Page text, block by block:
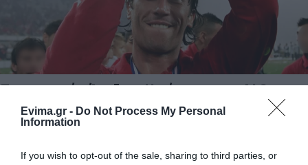
Evima.gr - Do Not Process My Personal
Information
If you wish to opt-out of the sale, sharing to third parties, or
Παρασκευάς Άντζας: Η μάχη με την ALS και
το φάρμακο που δεν λειτούργησε
26.05.2026 | 17:00